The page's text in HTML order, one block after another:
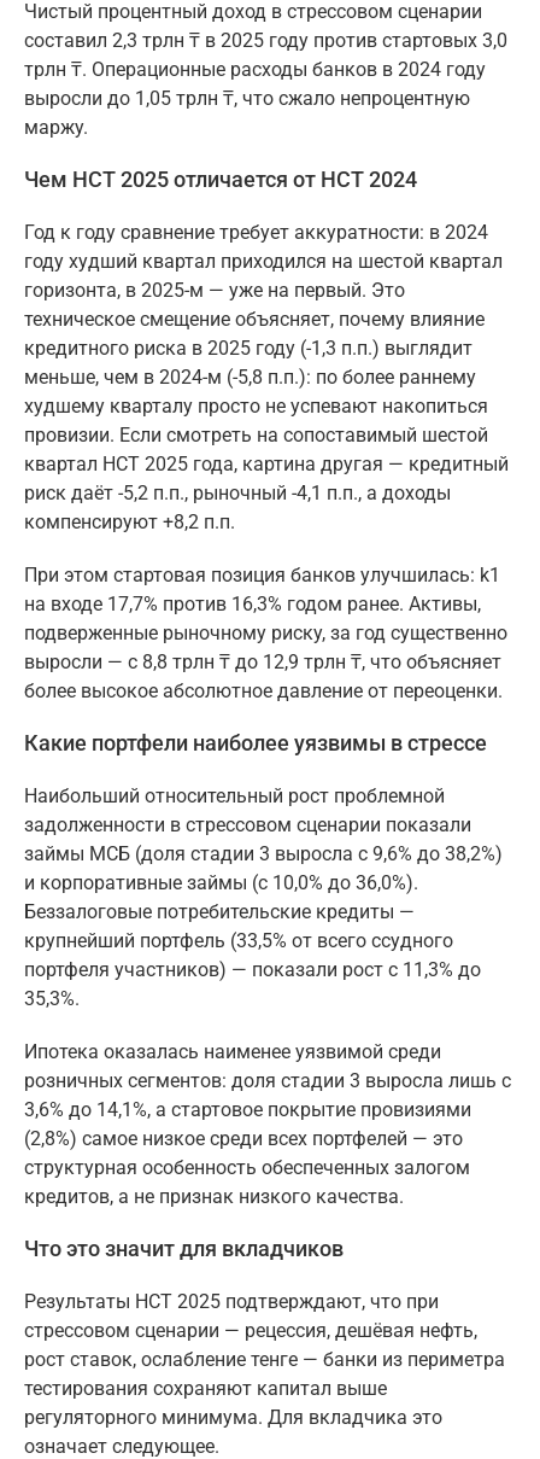
Чистый процентный доход в стрессовом сценарии
составил 2,3 трлн ₸ в 2025 году против стартовых 3,0
трлн ₸. Операционные расходы банков в 2024 году
выросли до 1,05 трлн ₸, что сжало непроцентную
маржу.
Чем НСТ 2025 отличается от НСТ 2024
Год к году сравнение требует аккуратности: в 2024
году худший квартал приходился на шестой квартал
горизонта, в 2025-м — уже на первый. Это
техническое смещение объясняет, почему влияние
кредитного риска в 2025 году (-1,3 п.п.) выглядит
меньше, чем в 2024-м (-5,8 п.п.): по более раннему
худшему кварталу просто не успевают накопиться
провизии. Если смотреть на сопоставимый шестой
квартал НСТ 2025 года, картина другая — кредитный
риск даёт -5,2 п.п., рыночный -4,1 п.п., а доходы
компенсируют +8,2 п.п.
При этом стартовая позиция банков улучшилась: k1
на входе 17,7% против 16,3% годом ранее. Активы,
подверженные рыночному риску, за год существенно
выросли — с 8,8 трлн ₸ до 12,9 трлн ₸, что объясняет
более высокое абсолютное давление от переоценки.
Какие портфели наиболее уязвимы в стрессе
Наибольший относительный рост проблемной
задолженности в стрессовом сценарии показали
займы МСБ (доля стадии 3 выросла с 9,6% до 38,2%)
и корпоративные займы (с 10,0% до 36,0%).
Беззалоговые потребительские кредиты —
крупнейший портфель (33,5% от всего ссудного
портфеля участников) — показали рост с 11,3% до
35,3%.
Ипотека оказалась наименее уязвимой среди
розничных сегментов: доля стадии 3 выросла лишь с
3,6% до 14,1%, а стартовое покрытие провизиями
(2,8%) самое низкое среди всех портфелей — это
структурная особенность обеспеченных залогом
кредитов, а не признак низкого качества.
Что это значит для вкладчиков
Результаты НСТ 2025 подтверждают, что при
стрессовом сценарии — рецессия, дешёвая нефть,
рост ставок, ослабление тенге — банки из периметра
тестирования сохраняют капитал выше
регуляторного минимума. Для вкладчика это
означает следующее.